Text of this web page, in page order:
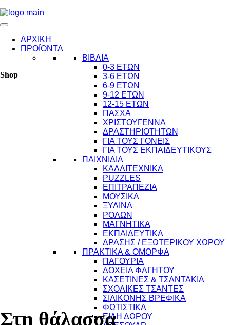
ΑΡΧΙΚΗ
ΠΡΟΪΟΝΤΑ
ΒΙΒΛΙΑ
0-3 ΕΤΩΝ
3-6 ΕΤΩΝ
6-9 ΕΤΩΝ
9-12 ΕΤΩΝ
12-15 ΕΤΩΝ
ΠΑΣΧΑ
ΧΡΙΣΤΟΥΓΕΝΝΑ
ΔΡΑΣΤΗΡΙΟΤΗΤΩΝ
ΓΙΑ ΤΟΥΣ ΓΟΝΕΙΣ
ΓΙΑ ΤΟΥΣ ΕΚΠΑΙΔΕΥΤΙΚΟΥΣ
ΠΑΙΧΝΙΔΙΑ
ΚΑΛΛΙΤΕΧΝΙΚΑ
PUZZLES
ΕΠΙΤΡΑΠΕΖΙΑ
ΜΟΥΣΙΚΑ
ΞΥΛΙΝΑ
ΡΟΛΩΝ
ΜΑΓΝΗΤΙΚΑ
ΕΚΠΑΙΔΕΥΤΙΚΑ
ΔΡΑΣΗΣ / ΕΞΩΤΕΡΙΚΟΥ ΧΩΡΟΥ
ΠΡΑΚΤΙΚΑ & ΟΜΟΡΦΑ
ΠΑΓΟΥΡΙΑ
ΔΟΧΕΙΑ ΦΑΓΗΤΟΥ
ΚΑΣΕΤΙΝΕΣ & ΤΣΑΝΤΑΚΙΑ
ΣΧΟΛΙΚΕΣ ΤΣΑΝΤΕΣ
ΣΙΛΙΚΟΝΗΣ ΒΡΕΦΙΚΑ
ΦΩΤΙΣΤΙΚΑ
ΕΙΔΗ ΔΩΡΟΥ
Shop
Στη θάλασσα